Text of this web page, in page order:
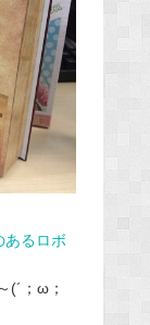
あるロボ
(´；ω；